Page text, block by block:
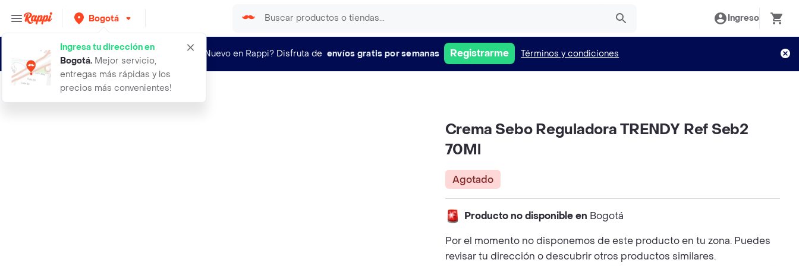
Bogotá
Ingresa tu dirección en
Bogotá. Mejor servicio,
entregas más rápidas y los
precios más convenientes!
Ingreso
¿Nuevo en Rappi? Disfruta de envíos gratis por semanas Registrarme Términos y condiciones
crema sebo reguladora trendy ref se
Crema Sebo Reguladora TRENDY Ref Seb2
70Ml
Agotado
Producto no disponible en Bogotá
Por el momento no disponemos de este producto en tu zona. Puedes
revisar tu dirección o descubrir otros productos similares.